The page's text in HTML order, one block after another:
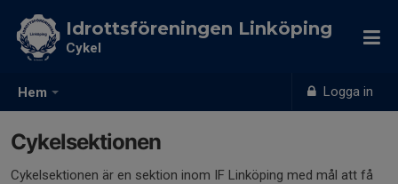
Hem Logga in
Idrottsföreningen Linköping
Cykel
Cykelsektionen
Cykelsektionen är en sektion inom IF Linköping med mål att få